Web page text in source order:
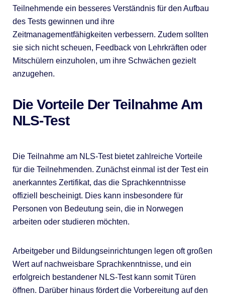
Teilnehmende ein besseres Verständnis für den Aufbau
des Tests gewinnen und ihre
Zeitmanagementfähigkeiten verbessern. Zudem sollten
sie sich nicht scheuen, Feedback von Lehrkräften oder
Mitschülern einzuholen, um ihre Schwächen gezielt
anzugehen.
Die Vorteile Der Teilnahme Am
NLS-Test
Die Teilnahme am NLS-Test bietet zahlreiche Vorteile
für die Teilnehmenden. Zunächst einmal ist der Test ein
anerkanntes Zertifikat, das die Sprachkenntnisse
offiziell bescheinigt. Dies kann insbesondere für
Personen von Bedeutung sein, die in Norwegen
arbeiten oder studieren möchten.
Arbeitgeber und Bildungseinrichtungen legen oft großen
Wert auf nachweisbare Sprachkenntnisse, und ein
erfolgreich bestandener NLS-Test kann somit Türen
öffnen. Darüber hinaus fördert die Vorbereitung auf den